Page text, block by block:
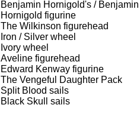
Benjamin Hornigold's /
Hornigold figurine
The Wilkinson figurehead
Iron / Silver wheel
Ivory wheel
Aveline figurehead
Edward Kenway figurine
The Vengeful Daughter Pack
Split Blood sails
Black Skull sails